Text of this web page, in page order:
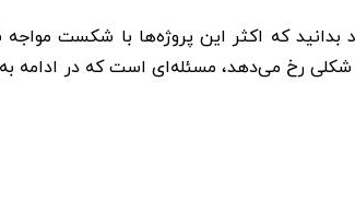
بدانید که اکثر این پروژه‌ها با شکست
شکلی رخ می‌دهد، مسئله‌ای است که در ادامه